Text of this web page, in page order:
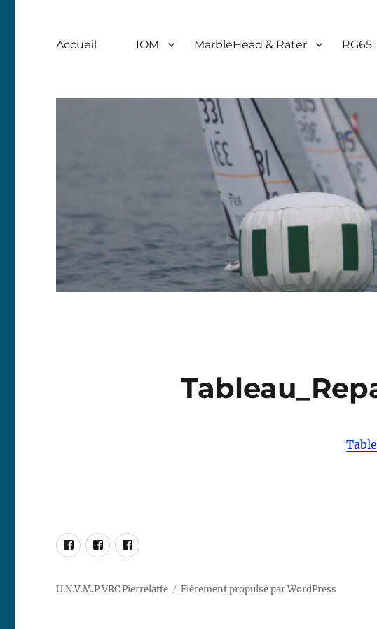
Accueil IOM MarbleHead & Rater RG65
Facebook
–
RG65
Pierrelatte
DF95
Pierrelatte
U.N.V.M.P VRC Pierrelatte Fièrement propulsé par WordPress